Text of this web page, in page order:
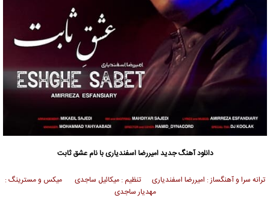
دانلود آهنگ جدیدامیررضا اسفندیاری با نام عشق ثابت
ترانه سرا و آهنگساز : امیررضا اسفندیاری تنظیم : میکائیل ساجدی میکس و مسترینگ :
مهدیار ساجدی